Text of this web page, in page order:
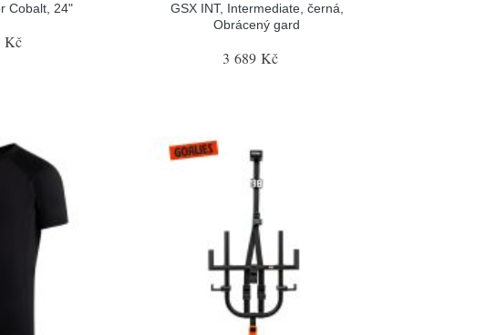
Cobalt, 24"
Kč
GSX INT, Intermediate, černá,
Obrácený gard
3 689 Kč